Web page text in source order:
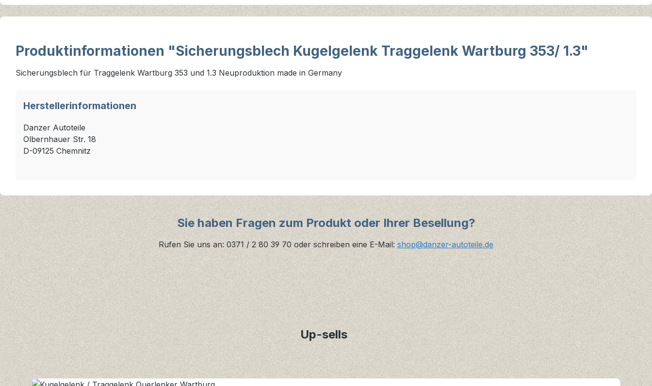
Produktinformationen "Sicherungsblech Kugelgelenk Traggelenk Wartburg 353/ 1.3"
Sicherungsblech für Traggelenk Wartburg 353 und 1.3 Neuproduktion made in Germany
Herstellerinformationen
Danzer Autoteile
Olbernhauer Str. 18
D-09125 Chemnitz
Sie haben Fragen zum Produkt oder Ihrer Besellung?
Rufen Sie uns an: 0371 / 2 80 39 70 oder schreiben eine E-Mail: shop@danzer-autoteile.de
Up-sells
Produktgalerie überspringen